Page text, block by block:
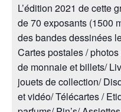
L’édition 2021 de cette
de 70 exposants (1500
des bandes dessinées
Cartes postales /
de monnaie et billets/
jouets de collection/
et vidéo/ Télécartes /